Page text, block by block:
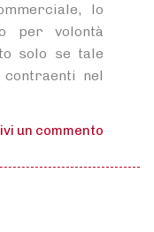
lo
per volontà
solo se tale
nel
un commento
di